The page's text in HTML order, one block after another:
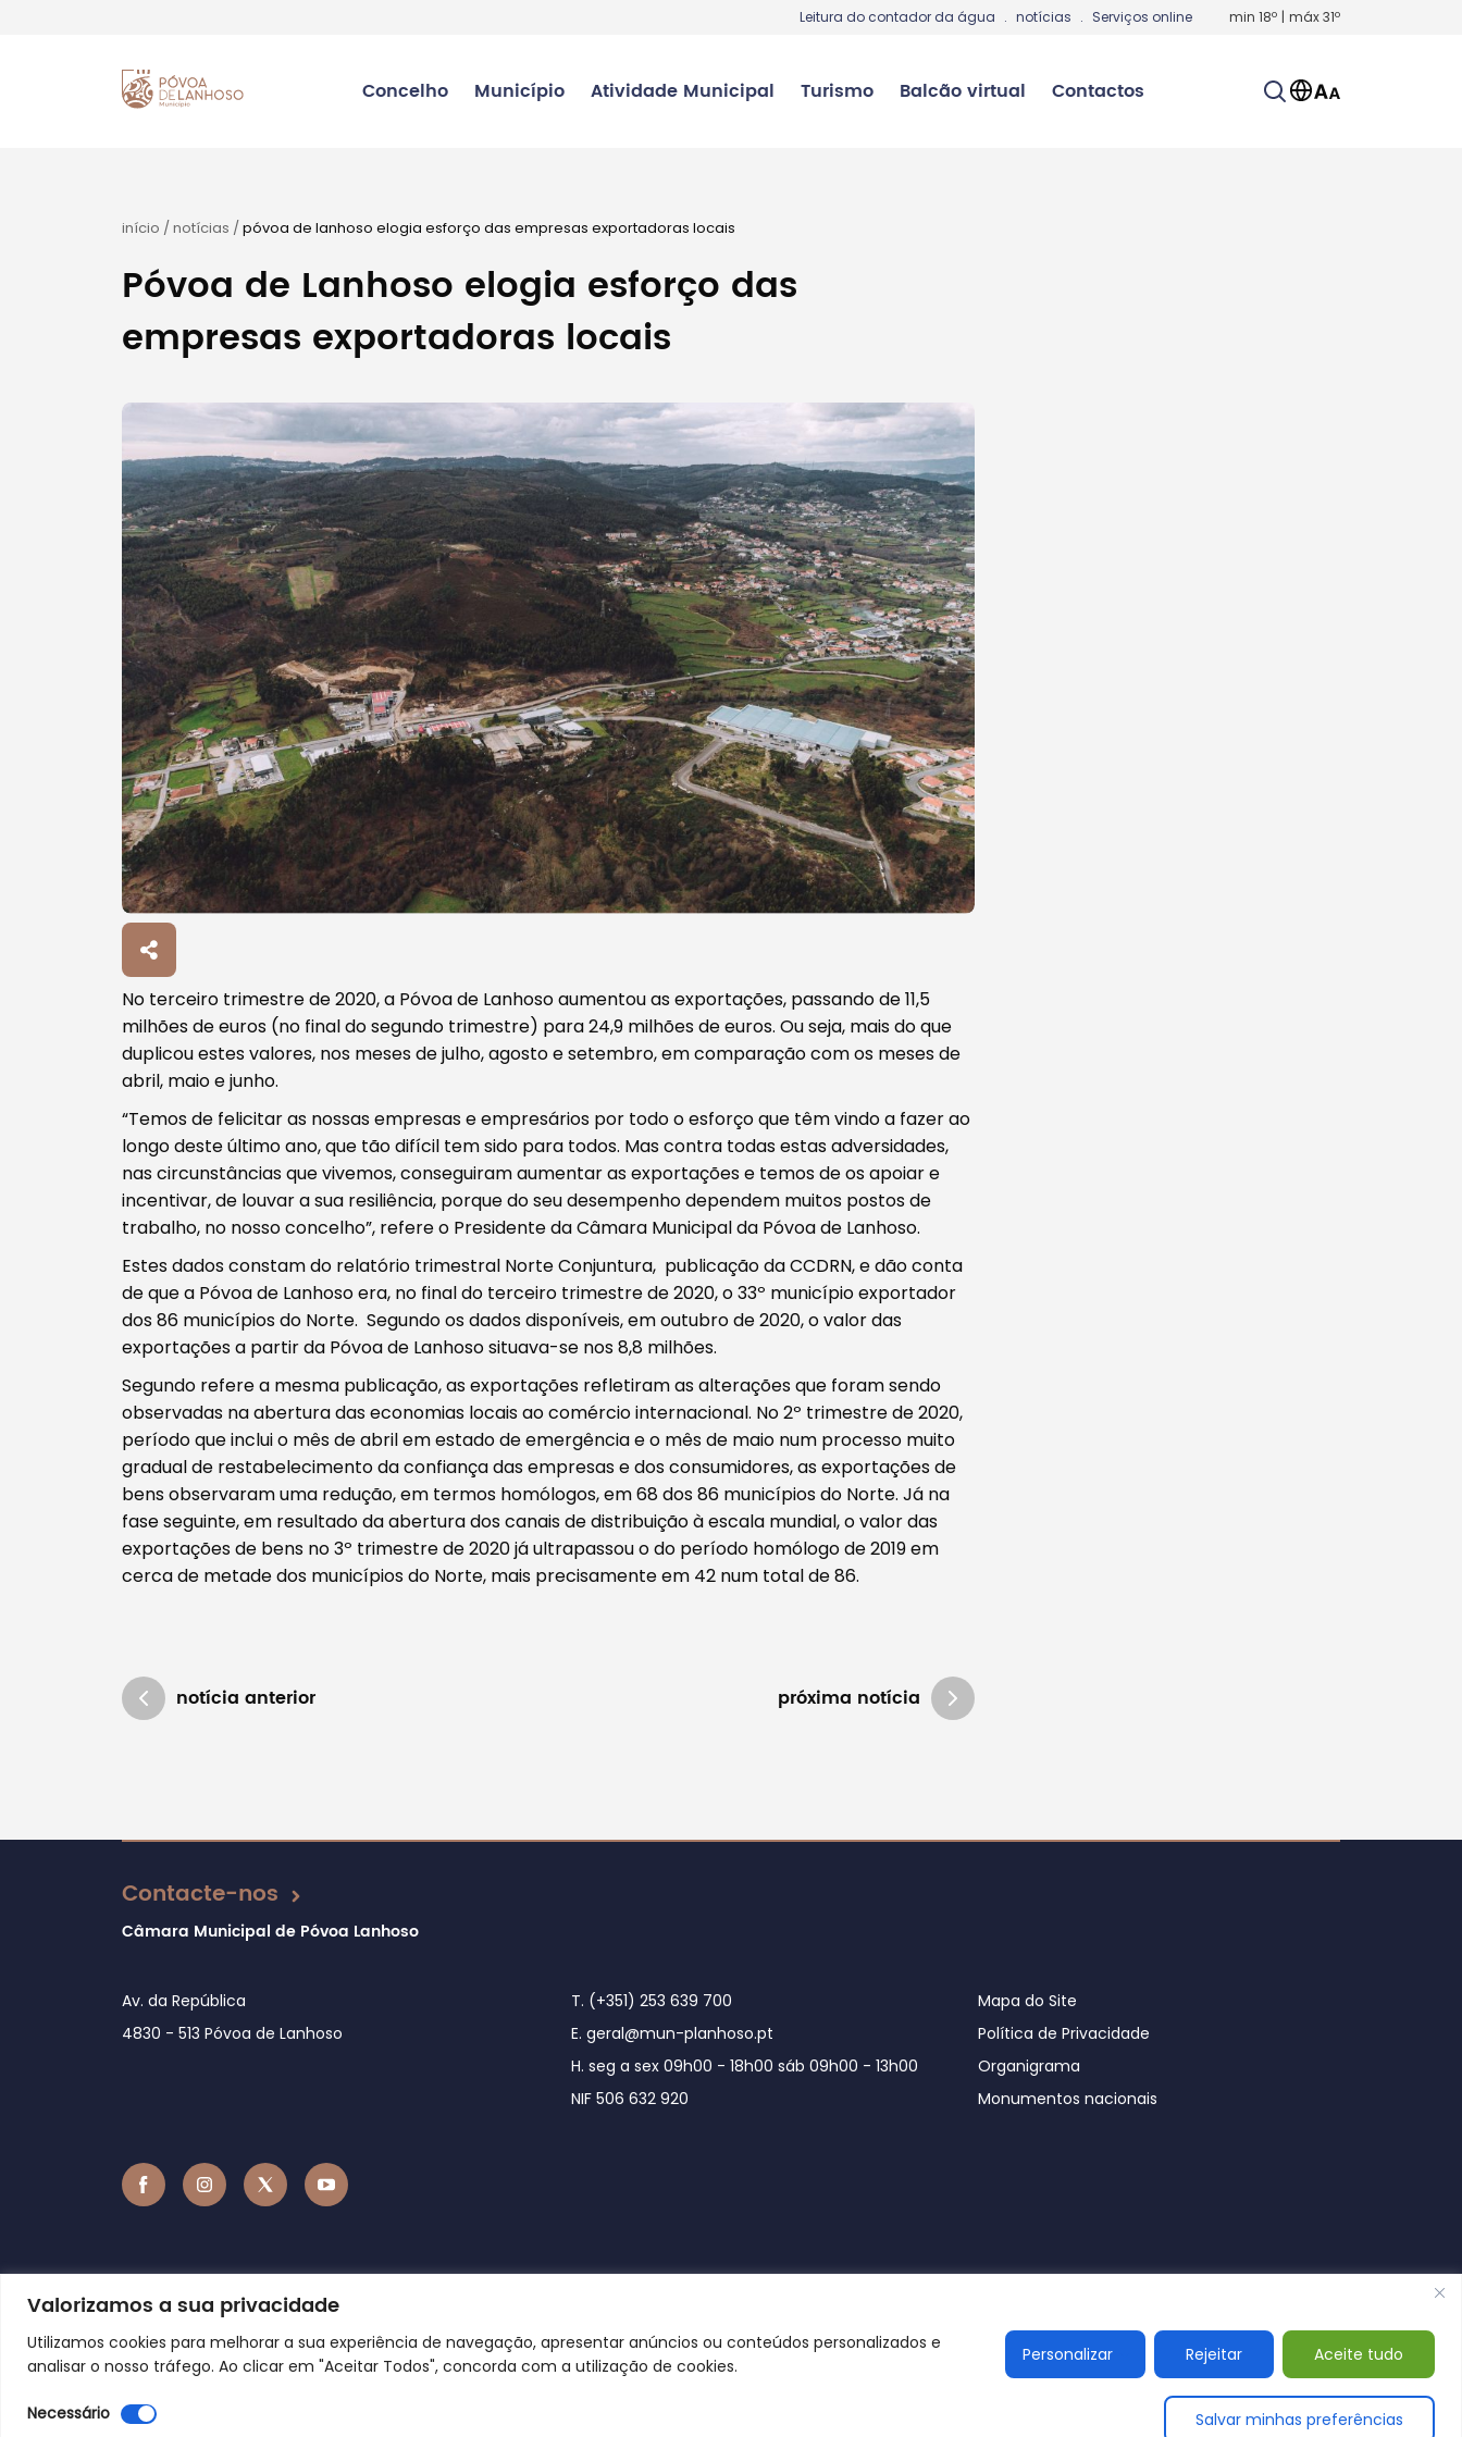
Valorizamos a sua privacidade
Utilizamos cookies para melhorar a sua experiência de navegação, apresentar anúncios ou conteúdos personalizados e
analisar o nosso tráfego. Ao clicar em "Aceitar Todos", concorda com a utilização de cookies.
Personalizar Rejeitar Aceite tudo
Necessário Salvar minhas preferências
Leitura do contador da água . notícias . Serviços online min 18º | máx31º
Concelho Município Atividade Municipal Turismo Balcão virtual Contactos
Procurar
Tipo de conteúdo
Filtros
início /notícias /póvoa de lanhoso elogia esforço das empresas exportadoras locais
Póvoa de Lanhoso elogia esforço das
empresas exportadoras locais
No terceiro trimestre de 2020, a Póvoa de Lanhoso aumentou as exportações, passando de 11,5
milhões de euros (no final do segundo trimestre) para 24,9 milhões de euros. Ou seja, mais do que
duplicou estes valores, nos meses de julho, agosto e setembro, em comparação com os meses de
abril, maio e junho.
“Temos de felicitar as nossas empresas e empresários por todo o esforço que têm vindo a fazer ao
longo deste último ano, que tão difícil tem sido para todos. Mas contra todas estas adversidades,
nas circunstâncias que vivemos, conseguiram aumentar as exportações e temos de os apoiar e
incentivar, de louvar a sua resiliência, porque do seu desempenho dependem muitos postos de
trabalho, no nosso concelho”, refere o Presidente da Câmara Municipal da Póvoa de Lanhoso.
Estes dados constam do relatório trimestral Norte Conjuntura, publicação da CCDRN, e dão conta
de que a Póvoa de Lanhoso era, no final do terceiro trimestre de 2020, o 33º município exportador
dos 86 municípios do Norte. Segundo os dados disponíveis, em outubro de 2020, o valor das
exportações a partir da Póvoa de Lanhoso situava-se nos 8,8 milhões.
Segundo refere a mesma publicação, as exportações refletiram as alterações que foram sendo
observadas na abertura das economias locais ao comércio internacional. No 2º trimestre de 2020,
período que inclui o mês de abril em estado de emergência e o mês de maio num processo muito
gradual de restabelecimento da confiança das empresas e dos consumidores, as exportações de
bens observaram uma redução, em termos homólogos, em 68 dos 86 municípios do Norte. Já na
fase seguinte, em resultado da abertura dos canais de distribuição à escala mundial, o valor das
exportações de bens no 3º trimestre de 2020 já ultrapassou o do período homólogo de 2019 em
cerca de metade dos municípios do Norte, mais precisamente em 42 num total de 86.
notícia anterior próxima notícia
Atualizado em 01/02/2021
Contacte-nos
Câmara Municipal de Póvoa Lanhoso
Av. da República
4830 - 513 Póvoa de Lanhoso
T. (+351) 253 639 700
E. geral@mun-planhoso.pt
H. seg a sex 09h00 - 18h00 sáb 09h00 - 13h00
NIF 506 632 920
Mapa do Site
Política de Privacidade
Organigrama
Monumentos nacionais